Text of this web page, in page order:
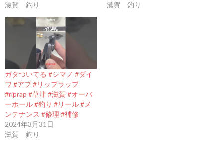
滋賀 釣り
滋賀 釣り
ガタついてる #シマノ #ダイ
ワ #アブ #リップラップ
#riprap #草津 #滋賀 #オーバ
ーホール #釣り #リール #メ
ンテナンス #修理 #補修
2024年3月31日
滋賀 釣り